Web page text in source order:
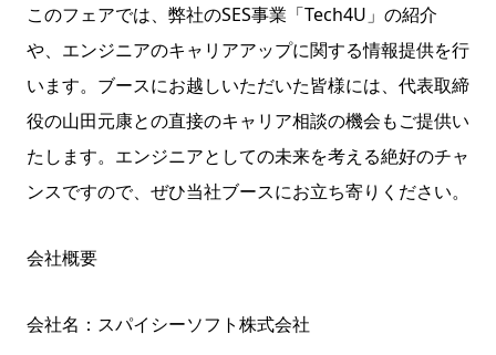
このフェアでは、弊社のSES事業「Tech4U」の紹介
や、エンジニアのキャリアアップに関する情報提供を行
います。ブースにお越しいただいた皆様には、代表取締
役の山田元康との直接のキャリア相談の機会もご提供い
たします。エンジニアとしての未来を考える絶好のチャ
ンスですので、ぜひ当社ブースにお立ち寄りください。
会社概要
会社名：スパイシーソフト株式会社